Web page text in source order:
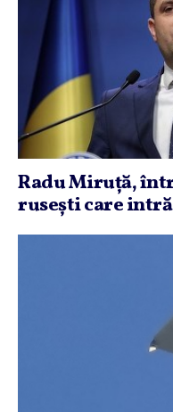
Radu Miruţă,
ruseşti care